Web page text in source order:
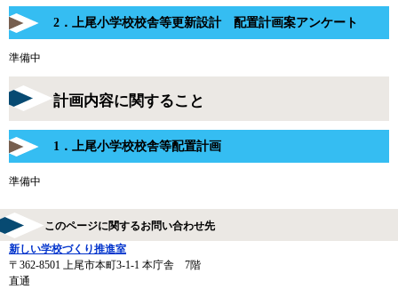
2．上尾小学校校舎等更新設計 配置計画案アンケート
準備中
計画内容に関すること
1．上尾小学校校舎等配置計画
準備中
このページに関するお問い合わせ先
新しい学校づくり推進室
〒362-8501
上尾市本町3-1-1 本庁舎 7階
直通